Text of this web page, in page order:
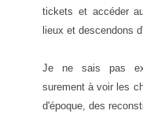
tickets et accéder
lieux et descendons
Je ne sais pas
surement à voir les
d'époque, des